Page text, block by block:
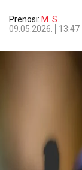
Prenosi: M. S.
09.05.2026.
13:47